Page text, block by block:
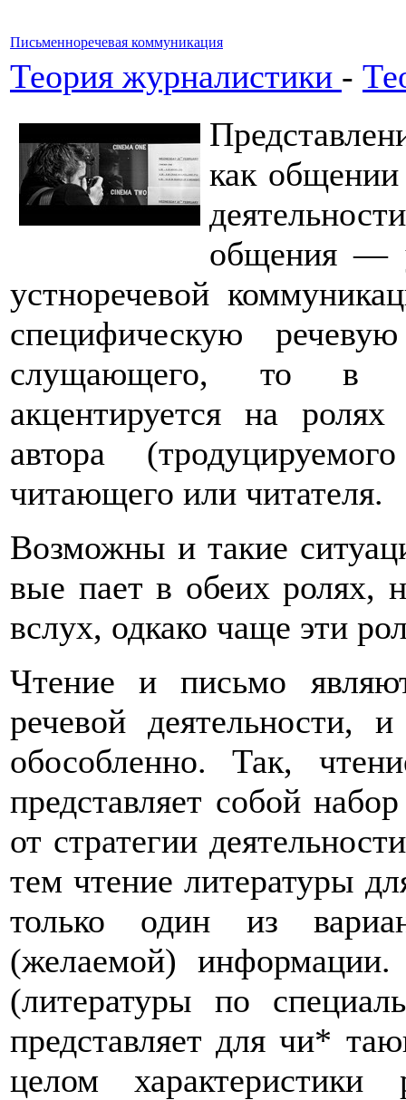
Письменноречевая коммуникация
Теория журналистики -
как
общения —
устноречевой
специфическую
слущающего, то в
акцентируется на
автора
читающего или читателя.
Возможны и такие
вые пает в обеих ролях,
вслух, одкако чаще эти
Чтение и письмо
речевой деятельности,
обособленно. Так,
представляет собой
от стратегии
тем чтение литературы
только один из
(желаемой)
(литературы по
представляет для чи*
целом характеристики